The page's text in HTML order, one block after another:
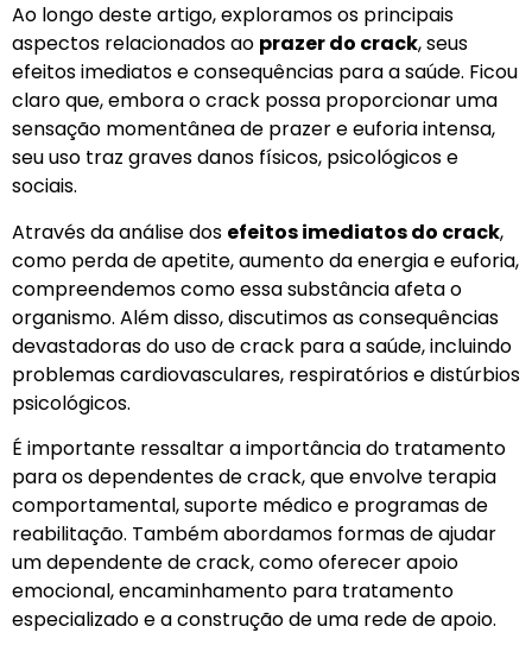
Ao longo deste artigo, exploramos os principais
aspectos relacionados ao prazer do crack, seus
efeitos imediatos e consequências para a saúde. Ficou
claro que, embora o crack possa proporcionar uma
sensação momentânea de prazer e euforia intensa,
seu uso traz graves danos físicos, psicológicos e
sociais.
Através da análise dos efeitos imediatos do crack,
como perda de apetite, aumento da energia e euforia,
compreendemos como essa substância afeta o
organismo. Além disso, discutimos as consequências
devastadoras do uso de crack para a saúde, incluindo
problemas cardiovasculares, respiratórios e distúrbios
psicológicos.
É importante ressaltar a importância do tratamento
para os dependentes de crack, que envolve terapia
comportamental, suporte médico e programas de
reabilitação. Também abordamos formas de ajudar
um dependente de crack, como oferecer apoio
emocional, encaminhamento para tratamento
especializado e a construção de uma rede de apoio.